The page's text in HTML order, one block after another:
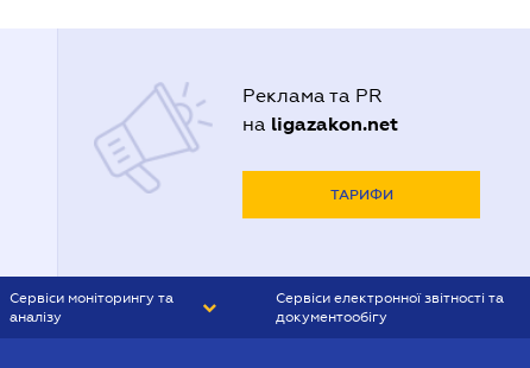
Реклама та PR
на ligazakon.net
ТАРИФИ
Сервіси моніторингу та
аналізу
Сервіси електронної звітності та
документообігу